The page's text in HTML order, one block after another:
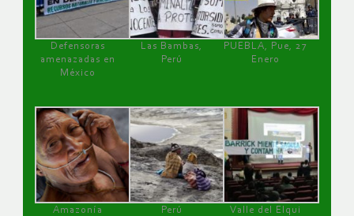
Defensoras
amenazadas en
México
Las Bambas,
Perú
PUEBLA, Pue, 27
Enero
Amazonía
Perú
Valle del Elqui